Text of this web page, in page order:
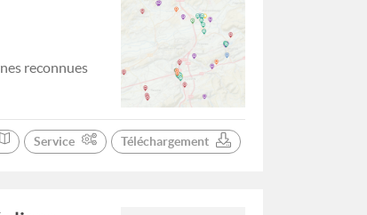
reconnues
Service Téléchargement